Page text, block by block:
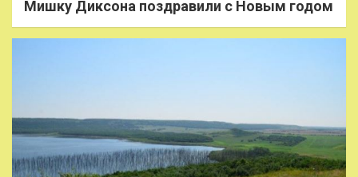
Мишку Диксона поздравили с Новым годом